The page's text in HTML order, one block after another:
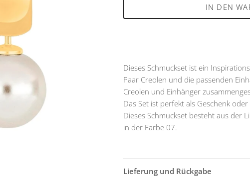
IN DEN
Dieses Schmuckset ist ein
Paar Creolen und die passenden
Creolen und Einhänger
Das Set ist perfekt als Geschenk
Dieses Schmuckset besteht aus der
in der Farbe 07.
Lieferung und Rückgabe